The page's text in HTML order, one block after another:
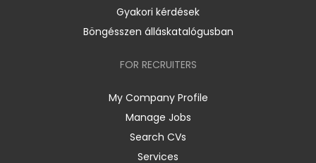
Gyakori kérdések
Böngésszen álláskatalógusban
FOR RECRUITERS
My Company Profile
Manage Jobs
Search CVs
Services